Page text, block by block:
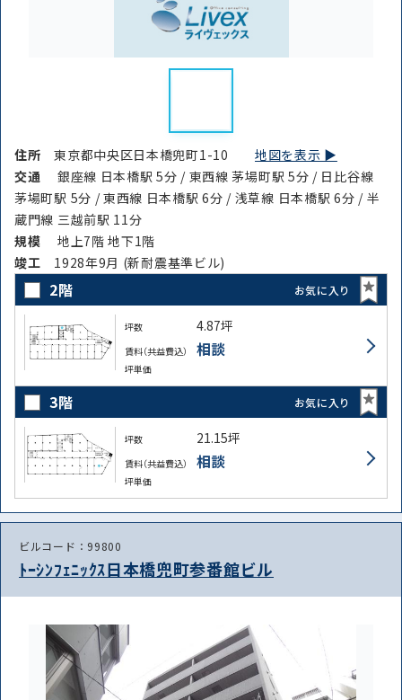
住所東京都中央区日本橋兜町1-10地図を表示 ▶︎
交通
銀座線 日本橋駅 5分 / 東西線 茅場町駅 5分 / 日比谷線
茅場町駅 5分 / 東西線 日本橋駅 6分 / 浅草線 日本橋駅 6分 / 半
蔵門線 三越前駅 11分
規模
地上7階 地下1階
竣⼯ 1928年9月 (新耐震基準ビル)
2階 お気に入り
坪数 4.87坪
賃料（共益費込） 相談
坪単価
3階 お気に入り
坪数 21.15坪
賃料（共益費込） 相談
坪単価
ビルコード：99800
ﾄｰｼﾝﾌｪﾆｯｸｽ日本橋兜町参番館ビル